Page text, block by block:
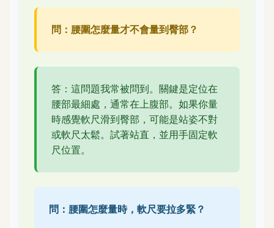
問：腰圍怎麼量才不會量到臀部？
答：這問題我常被問到。關鍵是定位在
腰部最細處，通常在上腹部。如果你量
時感覺軟尺滑到臀部，可能是站姿不對
或軟尺太鬆。試著站直，並用手固定軟
尺位置。
問：腰圍怎麼量時，軟尺要拉多緊？